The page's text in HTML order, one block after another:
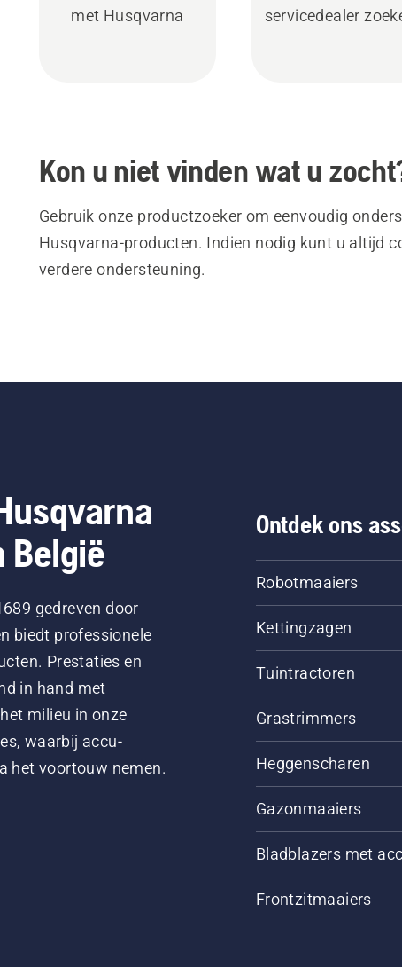
met Husqvarna
servicedealer
Kon u niet vinden wat u
Gebruik onze productzoeker om eenvoudig
Husqvarna-producten. Indien nodig kunt u altijd
verdere ondersteuning.
België
gedreven door
biedt professionele
Prestaties en
in hand met
milieu in onze
waarbij accu-
het voortouw nemen.
Ontdek ons
Robotmaaiers
Kettingzagen
Tuintractoren
Grastrimmers
Heggenscharen
Gazonmaaiers
Bladblazers met
Frontzitmaaiers